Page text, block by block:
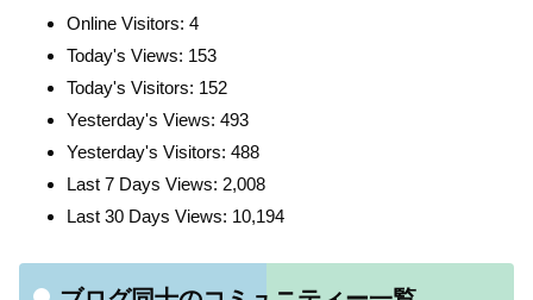
Online Visitors: 4
Today's Views: 153
Today's Visitors: 152
Yesterday's Views: 493
Yesterday's Visitors: 488
Last 7 Days Views: 2,008
Last 30 Days Views: 10,194